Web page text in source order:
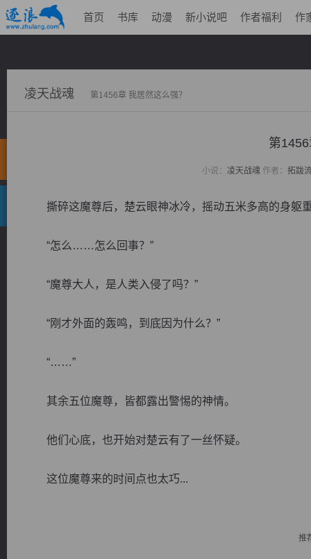
首页 书库 动漫 新小说吧 作者福利 作
凌天战魂 第1456章 我居然这么强？
第
小说： 凌天战魂作者： 拓跋
撕碎这魔尊后，楚云眼神冰冷，摇动五米多高的身躯
“怎么……怎么回事？”
“魔尊大人，是人类入侵了吗？”
“刚才外面的轰鸣，到底因为什么？”
“……”
其余五位魔尊，皆都露出警惕的神情。
他们心底，也开始对楚云有了一丝怀疑。
这位魔尊来的时间点也太巧...
推